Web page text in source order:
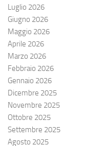
Luglio 2026
Giugno 2026
Maggio 2026
Aprile 2026
Marzo 2026
Febbraio 2026
Gennaio 2026
Dicembre 2025
Novembre 2025
Ottobre 2025
Settembre 2025
Agosto 2025